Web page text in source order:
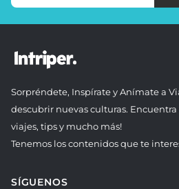
Sorpréndete, Inspírate y Anímate a
descubrir nuevas culturas.
viajes, tips y mucho más!
Tenemos los contenidos que te
SÍGUENOS